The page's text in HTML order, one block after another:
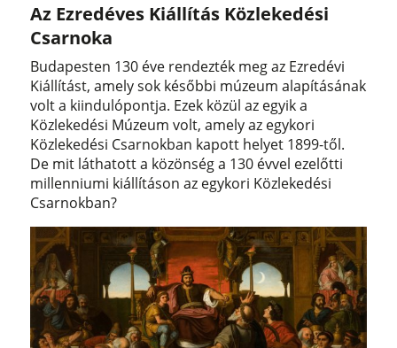
Az Ezredéves Kiállítás Közlekedési
Csarnoka
Budapesten 130 éve rendezték meg az Ezredévi
Kiállítást, amely sok későbbi múzeum alapításának
volt a kiindulópontja. Ezek közül az egyik a
Közlekedési Múzeum volt, amely az egykori
Közlekedési Csarnokban kapott helyet 1899-től.
De mit láthatott a közönség a 130 évvel ezelőtti
millenniumi kiállításon az egykori Közlekedési
Csarnokban?